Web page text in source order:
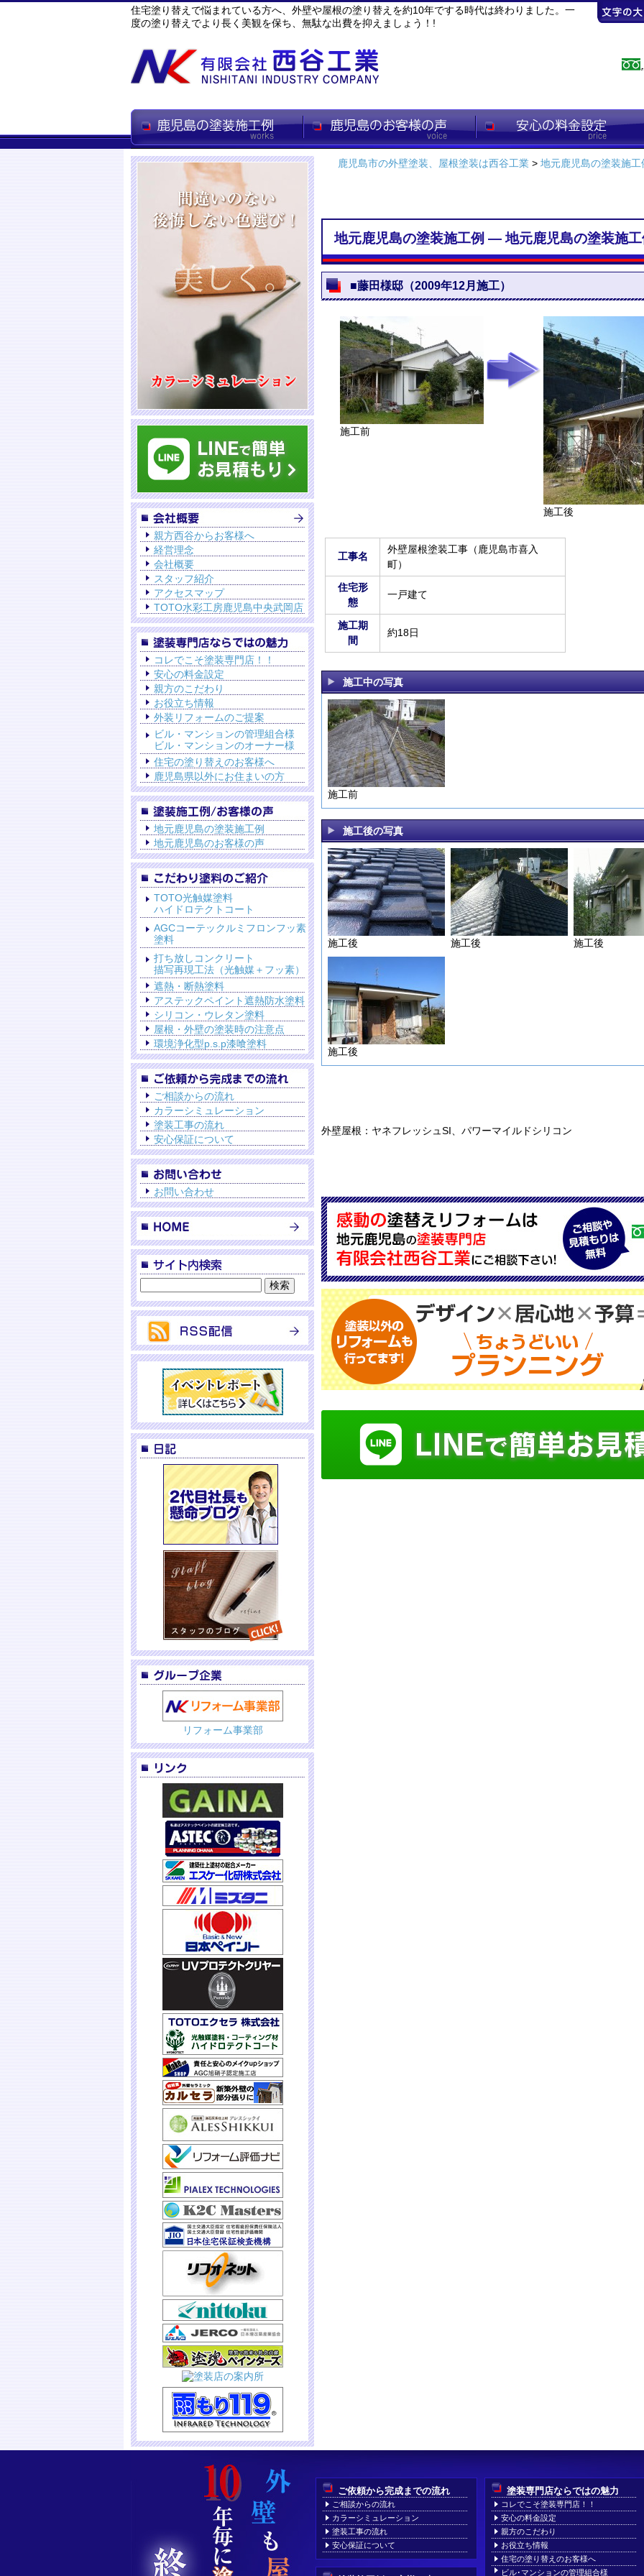
住宅塗り替えで悩まれている方へ、外壁や屋根の塗り替えを約10年でする時代は終わりました。一
度の塗り替えでより長く美観を保ち、無駄な出費を抑えましょう！!
親方西谷からお客様へ
経営理念
会社概要
スタッフ紹介
アクセスマップ
TOTO水彩工房鹿児島中央武岡店
コレでこそ塗装専門店！！
安心の料金設定
親方のこだわり
お役立ち情報
外装リフォームのご提案
ビル・マンションの管理組合様
ビル・マンションのオーナー様
住宅の塗り替えのお客様へ
鹿児島県以外にお住まいの方
地元鹿児島の塗装施工例
地元鹿児島のお客様の声
TOTO光触媒塗料
ハイドロテクトコート
AGCコーテックルミフロンフッ素
塗料
打ち放しコンクリート
描写再現工法（光触媒＋フッ素）
遮熱・断熱塗料
アステックペイント遮熱防水塗料
シリコン・ウレタン塗料
屋根・外壁の塗装時の注意点
環境浄化型p.s.p漆喰塗料
ご相談からの流れ
カラーシミュレーション
塗装工事の流れ
安心保証について
お問い合わせ
リフォーム事業部
鹿児島市の外壁塗装、屋根塗装は西谷工業 > 地元鹿児島の塗装施工
地元鹿児島の塗装施工例 ― 地元鹿児島の塗装施
■藤田様邸（2009年12月施工）
施工前
施工後
工事名
外壁屋根塗装工事（鹿児島市喜入
町）
住宅形
態
一戸建て
施工期
間
約18日
施工中の写真
施工前
施工後の写真
施工後 施工後 施工後
施工後
外壁屋根：ヤネフレッシュSI、パワーマイルドシリコン
ご依頼から完成までの流れ
ご相談からの流れ
カラーシミュレーション
塗装工事の流れ
安心保証について
塗装専門店ならではの魅力
コレでこそ塗装専門店！！
安心の料金設定
親方のこだわり
お役立ち情報
住宅の塗り替えのお客様へ
ビル･マンションの管理組合様